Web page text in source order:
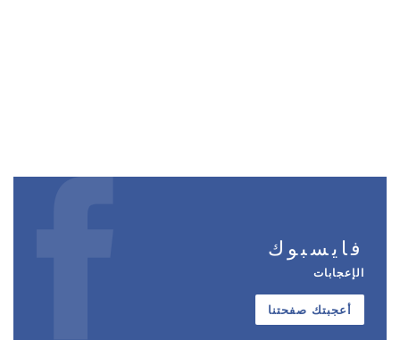
فايسبوك
الإعجابات
أعجبتك صفحتنا